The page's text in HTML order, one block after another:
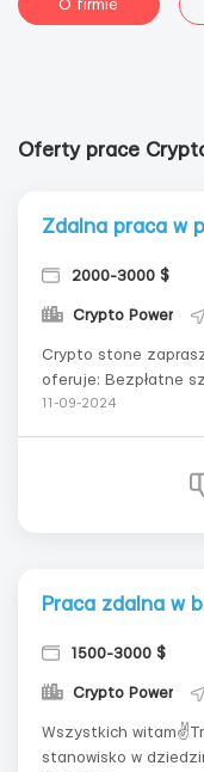
O firmie
Oferty prace
Zdalna praca w
2000-3000 $
Crypto Power
Crypto stone
oferuje: Bezpłatne szkolenie: Zdobądź wiedzę i
umiejętności pod
wsparcie: Jesteśmy
11-09-2024
Praca zdalna w
1500-3000 $
Crypto Power
Wszystkich
stanowisko w